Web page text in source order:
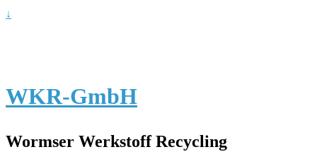
↓
WKR-GmbH
Wormser Werkstoff Recycling